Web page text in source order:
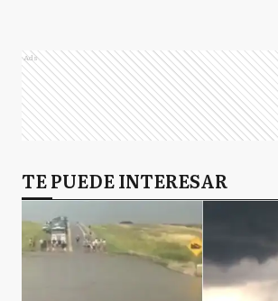
AB Almirante Brown
A Arrecifes
A Avellaneda
Ads
TE PUEDE INTERESAR